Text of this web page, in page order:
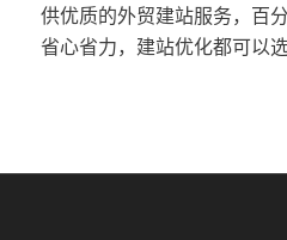
供优质的外贸建站服务，百
省心省力，建站优化都可以